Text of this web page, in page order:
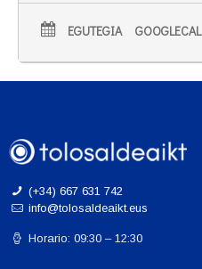
EGUTEGIA GOOGLECAL
(+34) 667 631 742
info@tolosaldeaikt.eus
Horario: 09:30 – 12:30